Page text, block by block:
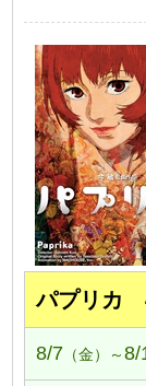
パプリカ
8/7 （金）～8/